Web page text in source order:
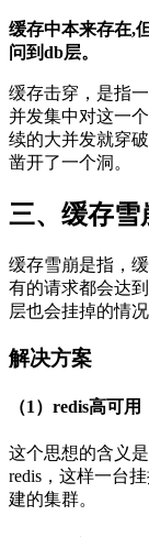
缓存中本来存在,
问到db层。
缓存击穿，是指
并发集中对这一
续的大并发就穿
凿开了一个洞。
三、缓存雪
缓存雪崩是指，
有的请求都会达
层也会挂掉的情况
解决方案
（1）redis高可用
这个思想的含义
redis，这样一台
建的集群。